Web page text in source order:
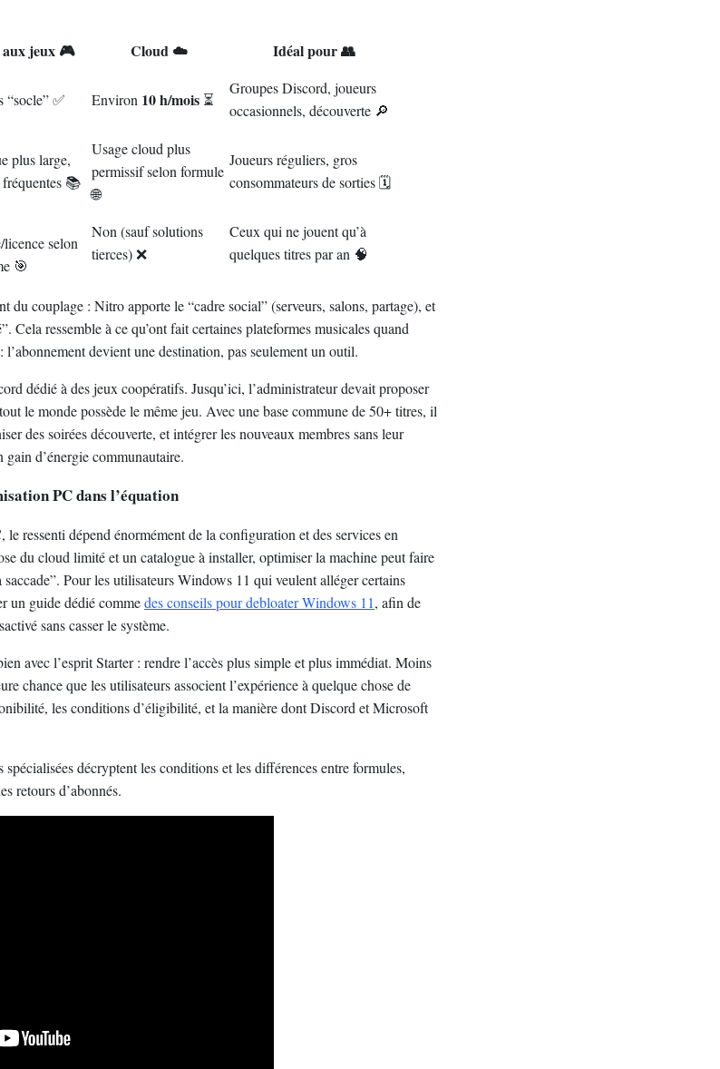
aux jeux 🎮 Cloud ☁️
Idéal pour 👥
“socle” ✅ Environ 10 h/mois ⏳
Groupes Discord, joueurs
occasionnels, découverte 🔎
plus large,
📚
Usage cloud plus
permissif selon formule
🌐
Joueurs réguliers, gros
consommateurs de sorties 🗓️
selon
🎯
Non (sauf solutions
tierces) ❌
Ceux qui ne jouent qu’à
quelques titres par an 🧠
du couplage : Nitro apporte le “cadre social” (serveurs, salons, partage), et
Cela ressemble à ce qu’ont fait certaines plateformes musicales quand
l’abonnement devient une destination, pas seulement un outil.
dédié à des jeux coopératifs. Jusqu’ici, l’administrateur devait proposer
le monde possède le même jeu. Avec une base commune de 50+ titres, il
des soirées découverte, et intégrer les nouveaux membres sans leur
d’énergie communautaire.
PC dans l’équation
ressenti dépend énormément de la configuration et des services en
du cloud limité et un catalogue à installer, optimiser la machine peut faire
Pour les utilisateurs Windows 11 qui veulent alléger certains
un guide dédié commedes conseils pour debloater Windows 11, afin de
sans casser le système.
avec l’esprit Starter : rendre l’accès plus simple et plus immédiat. Moins
chance que les utilisateurs associent l’expérience à quelque chose de
les conditions d’éligibilité, et la manière dont Discord et Microsoft
décryptent les conditions et les différences entre formules,
retours d’abonnés.